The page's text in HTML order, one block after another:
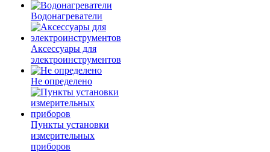
Водонагреватели
Аксессуары для
электроинструментов
Не определено
Пункты установки
измерительных
приборов